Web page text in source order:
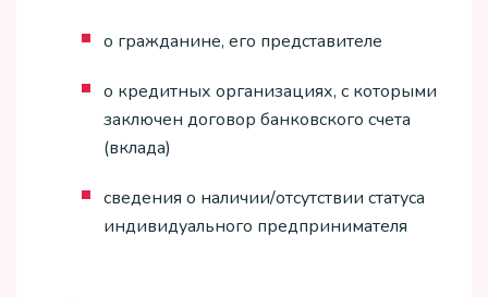
о гражданине, его представителе
о кредитных организациях, с которыми
заключен договор банковского счета
(вклада)
сведения о наличии/отсутствии статуса
индивидуального предпринимателя